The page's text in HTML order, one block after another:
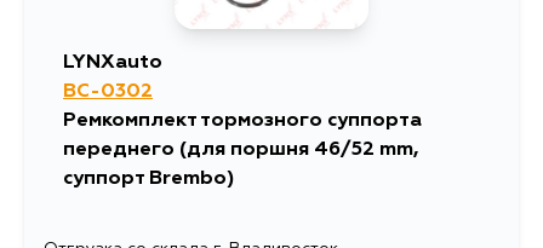
LYNXauto
BC-0302
Ремкомплект тормозного суппорта
переднего (для поршня 46/52 mm,
суппорт Brembo)